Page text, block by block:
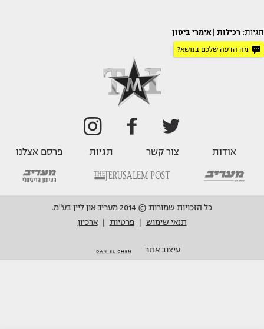
תגיות: רכילות אימרי ביטון
מה הדעה שלכם בנושא?
אודות צור קשר תגיות פרסם אצלנו
כל הזכויות שמורות © 2014 מעריב און ליין בע"מ.
תנאי שימוש
פרטיות ארכיון
עיצוב אתר